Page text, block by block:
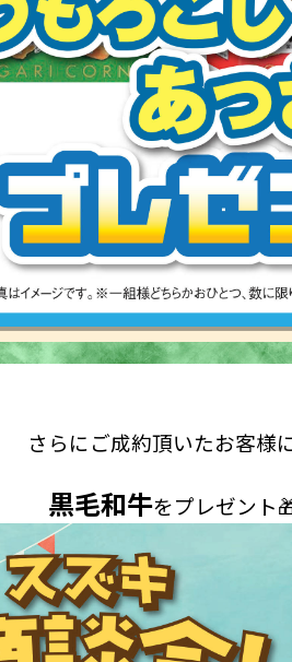
さらにご成約頂いたお客様
黒毛和牛をプレゼント